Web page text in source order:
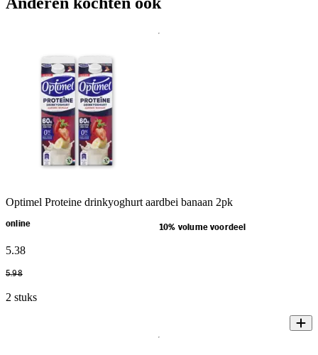
Optimel Proteine drinkyoghurt aardbei banaan 2pk
online 10% volume voordeel
5.38
5.98
2 stuks